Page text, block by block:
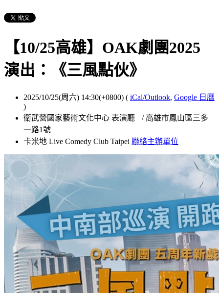
【10/25高雄】OAK劇團2025
演出：《三風點伙》
2025/10/25(周六) 14:30(+0800) ( iCal/Outlook, Google 日曆
)
衛武營國家藝術文化中心 表演廳 / 高雄市鳳山區三多
一路1號
卡米地 Live Comedy Club Taipei 聯絡主辦單位